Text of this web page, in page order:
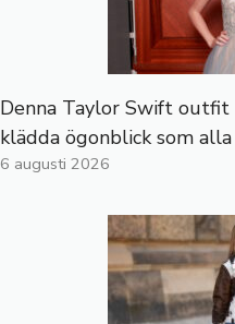
Denna Taylor Swift outfit
klädda ögonblick som
6 augusti 2026